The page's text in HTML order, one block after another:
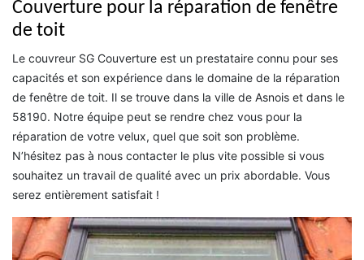
Couverture pour la réparation de fenêtre
de toit
Le couvreur SG Couverture est un prestataire connu pour ses
capacités et son expérience dans le domaine de la réparation
de fenêtre de toit. Il se trouve dans la ville de Asnois et dans le
58190. Notre équipe peut se rendre chez vous pour la
réparation de votre velux, quel que soit son problème.
N’hésitez pas à nous contacter le plus vite possible si vous
souhaitez un travail de qualité avec un prix abordable. Vous
serez entièrement satisfait !